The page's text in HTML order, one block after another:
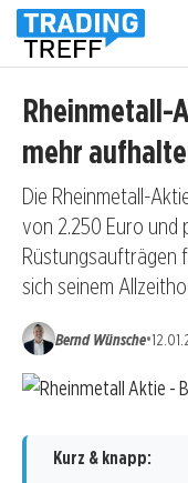
Rheinmetall-
mehr
Die Rheinmetall-
von 2.250 Euro
Rüstungsaufträgen
sich seinem
Bernd Wünsche•
Kurz & knapp: